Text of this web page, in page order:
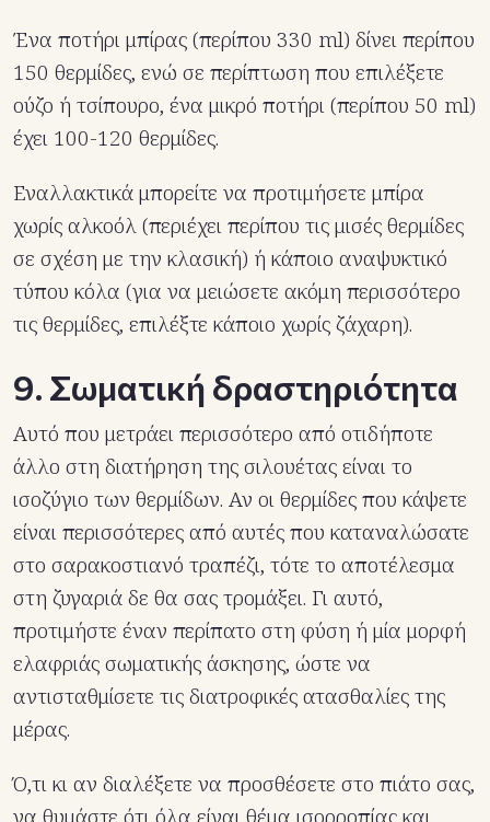
Ένα ποτήρι μπίρας (περίπου 330 ml) δίνει περίπου
150 θερμίδες, ενώ σε περίπτωση που επιλέξετε
ούζο ή τσίπουρο, ένα μικρό ποτήρι (περίπου 50 ml)
έχει 100-120 θερμίδες.
Εναλλακτικά μπορείτε να προτιμήσετε μπίρα
χωρίς αλκοόλ (περιέχει περίπου τις μισές θερμίδες
σε σχέση με την κλασική) ή κάποιο αναψυκτικό
τύπου κόλα (για να μειώσετε ακόμη περισσότερο
τις θερμίδες, επιλέξτε κάποιο χωρίς ζάχαρη).
9. Σωματική δραστηριότητα
Αυτό που μετράει περισσότερο από οτιδήποτε
άλλο στη διατήρηση της σιλουέτας είναι το
ισοζύγιο των θερμίδων. Αν οι θερμίδες που κάψετε
είναι περισσότερες από αυτές που καταναλώσατε
στο σαρακοστιανό τραπέζι, τότε το αποτέλεσμα
στη ζυγαριά δε θα σας τρομάξει. Γι αυτό,
προτιμήστε έναν περίπατο στη φύση ή μία μορφή
ελαφριάς σωματικής άσκησης, ώστε να
αντισταθμίσετε τις διατροφικές ατασθαλίες της
μέρας.
Ό,τι κι αν διαλέξετε να προσθέσετε στο πιάτο σας,